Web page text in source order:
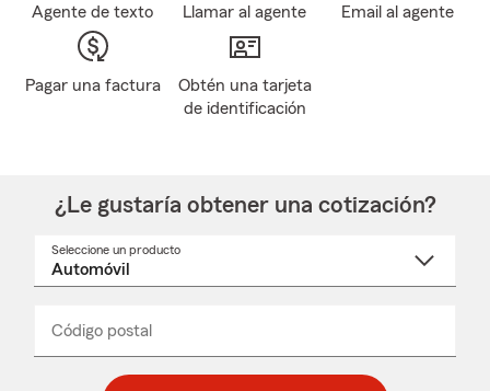
Agente de texto Llamar al agente Email al agente
Pagar una factura
Obtén una tarjeta
de identificación
¿Le gustaría obtener una cotización?
Seleccione un producto
desplegable
Código postal
_____